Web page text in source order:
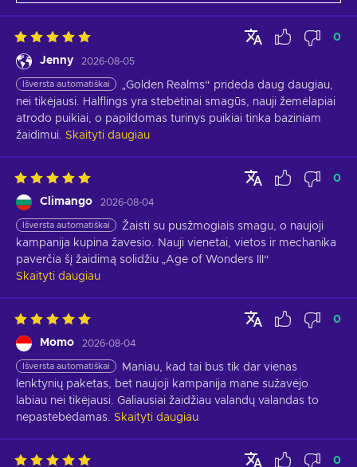
Jenny 2026-08-05
0
Išversta automatiškai
„Golden Realms“ prideda daug daugiau,
nei tikėjausi. Halflings yra stebėtinai smagūs, nauji žemėlapiai
atrodo puikiai, o papildomas turinys puikiai tinka baziniam
žaidimui. Skaityti daugiau
Climango 2026-08-04
0
Išversta automatiškai
Žaisti su pusžmogiais smagu, o naujoji
kampanija kupina žavesio. Nauji vienetai, vietos ir mechanika
paverčia šį žaidimą solidžiu „Age of Wonders III“
Skaityti daugiau
Momo 2026-08-04
0
Išversta automatiškai
Maniau, kad tai bus tik dar vienas
lenktynių paketas, bet naujoji kampanija mane sužavėjo
labiau nei tikėjausi. Galiausiai žaidžiau valandų valandas to
nepastebėdamas. Skaityti daugiau
0